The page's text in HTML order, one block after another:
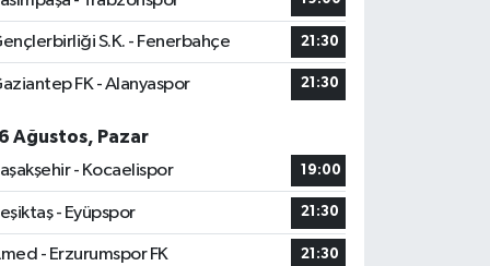
S.K. - Fenerbahçe 21:30
FK - Alanyaspor 21:30
Ağustos, Pazar
- Kocaelispor
19:00
- Eyüpspor 21:30
- Erzurumspor FK 21:30